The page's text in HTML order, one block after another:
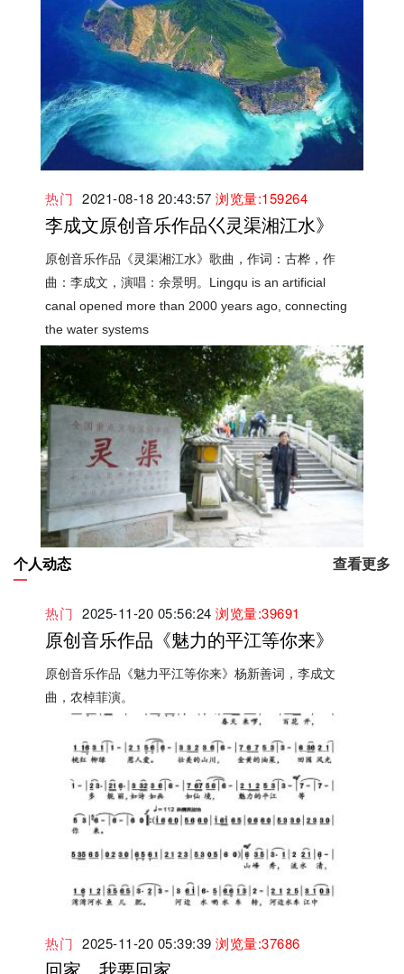
热门 2021-08-18 20:43:57 浏览量:159264
李成文原创音乐作品巜灵渠湘江水》
原创音乐作品《灵渠湘江水》歌曲，作词：古桦，作
曲：李成文，演唱：余景明。Lingqu is an artificial
canal opened more than 2000 years ago, connecting
the water systems
个人动态 查看更多
热门 2025-11-20 05:56:24 浏览量:39691
原创音乐作品《魅力的平江等你来》
原创音乐作品《魅力平江等你来》杨新善词，李成文
曲，农棹菲演。
热门 2025-11-20 05:39:39 浏览量:37686